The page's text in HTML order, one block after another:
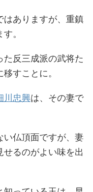
はありますが、重鎮
。
反三成派の武将た
すことに。
川忠興は、その妻で
い仏頂面ですが、妻
るのがよい味を出